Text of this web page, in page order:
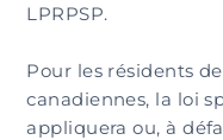
LPRPSP.
Pour les résidents
canadiennes, la loi
appliquera ou, à